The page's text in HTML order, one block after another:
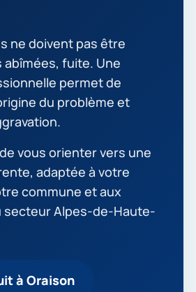
ne doivent pas être
fuite. Une
permet de
du problème et
vous orienter vers une
adaptée à votre
commune et aux
secteur Alpes-de-Haute-
à Oraison